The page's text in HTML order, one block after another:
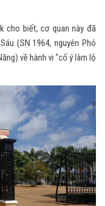
cho biết, cơ quan này đã
(SN 1964, nguyên Phó
về hành vi "cố ý làm lộ